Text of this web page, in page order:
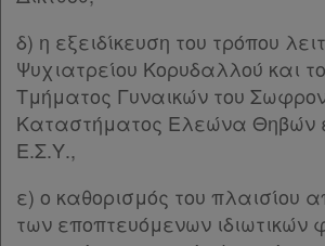
δ) η εξειδίκευση του τρόπου
Ψυχιατρείου Κορυδαλλού και
Τμήματος Γυναικών του
Καταστήματος Ελεώνα Θηβών
Ε.Σ.Υ.,
ε) ο καθορισμός του πλαισίου
των εποπτευόμενων ιδιωτικών